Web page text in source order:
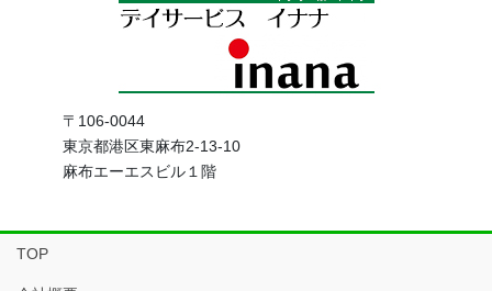
〒106-0044
東京都港区東麻布2-13-10
麻布エーエスビル１階
TOP